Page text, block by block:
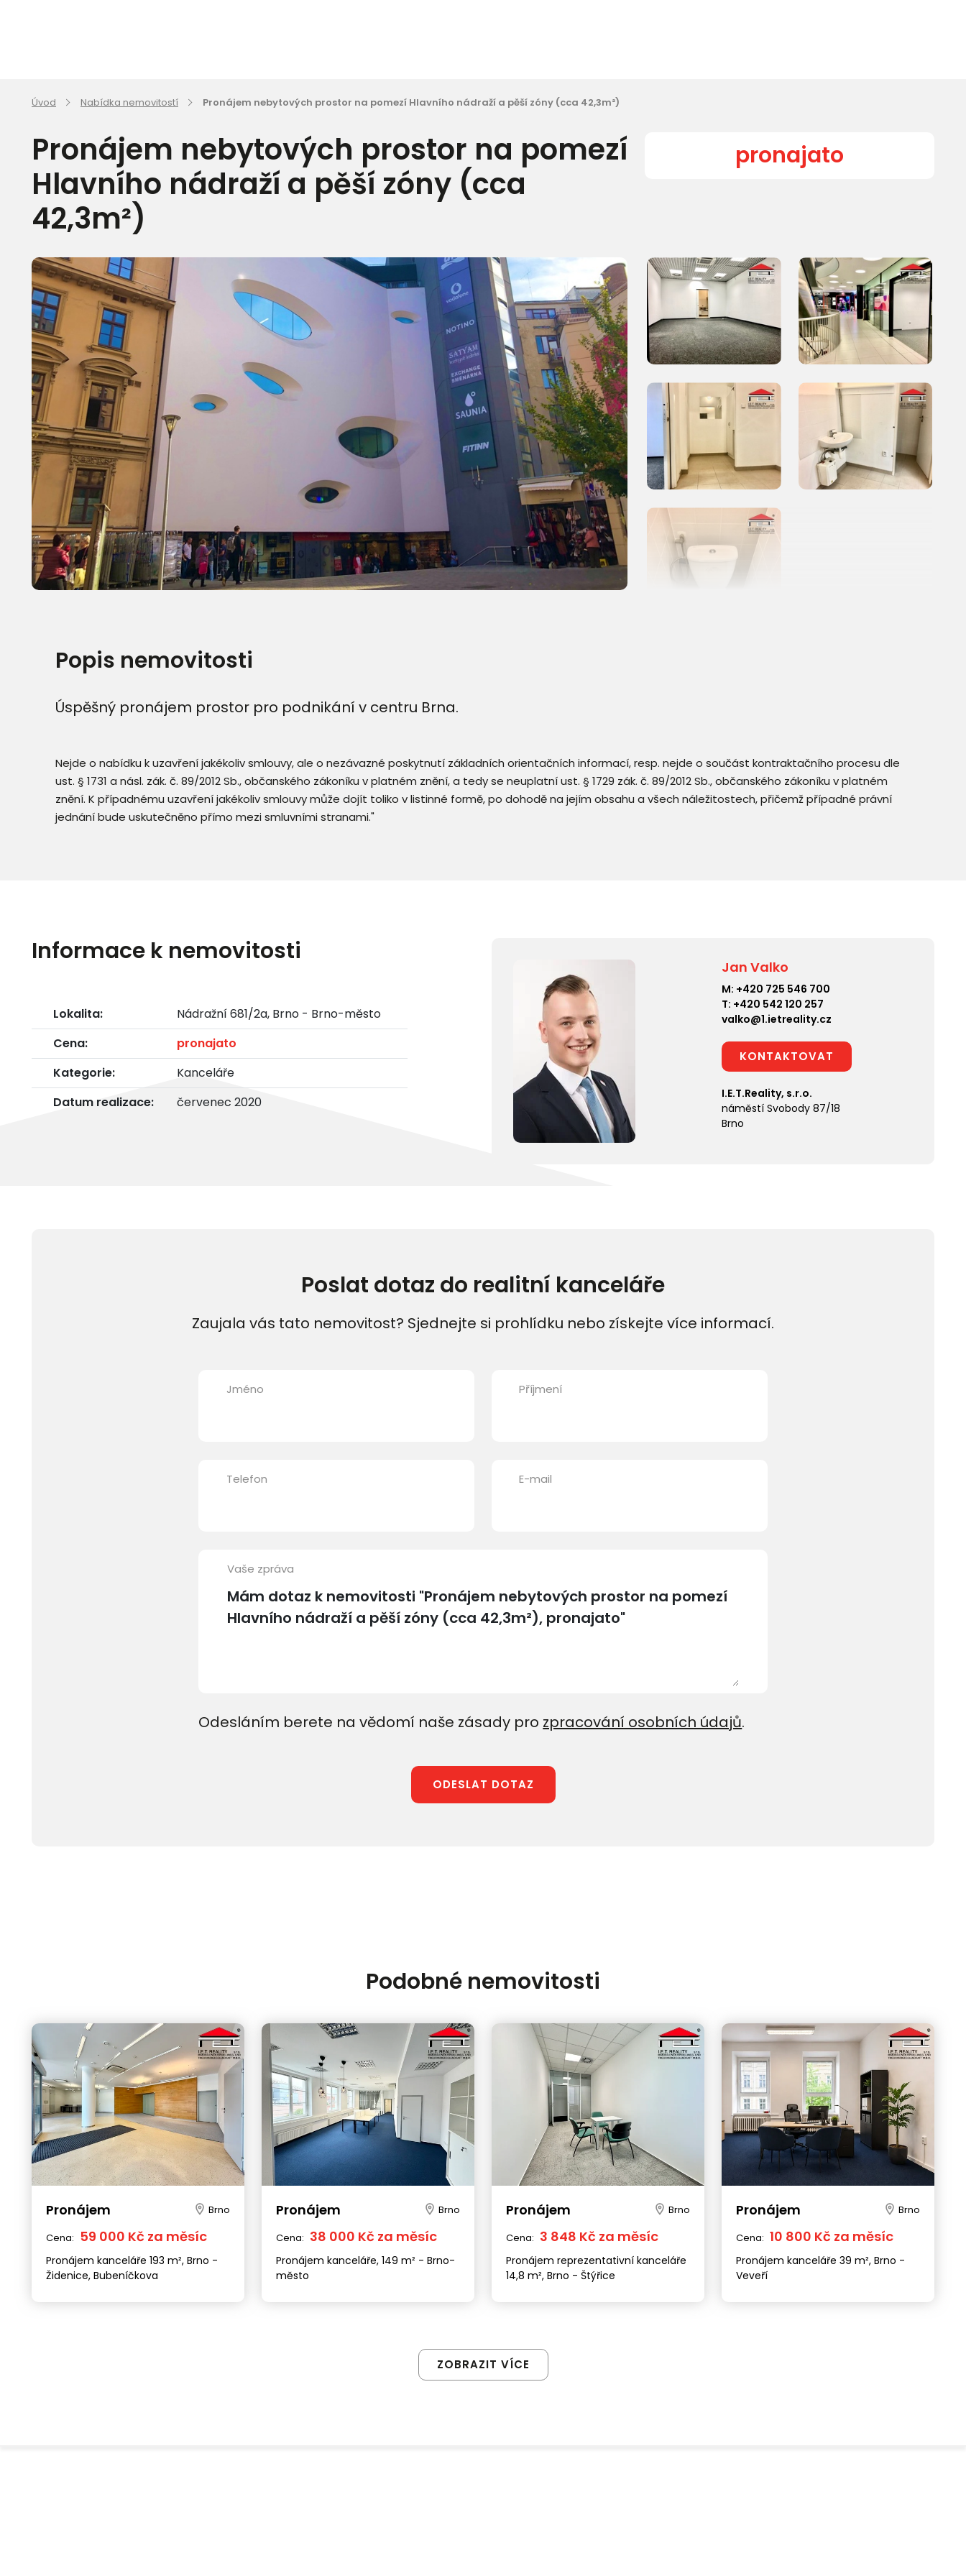
Úvod Nabídka nemovitostí Pronájem nebytových prostor na pomezí Hlavního nádraží a pěší zóny (cca 42,3m²)
Pronájem nebytových prostor na pomezí
Hlavního nádraží a pěší zóny (cca
42,3m²)
pronajato
Popis nemovitosti
Úspěšný pronájem prostor pro podnikání v centru Brna.
Nejde o nabídku k uzavření jakékoliv smlouvy, ale o nezávazné poskytnutí základních orientačních informací, resp. nejde o součást kontraktačního procesu dle
ust. § 1731 a násl. zák. č. 89/2012 Sb., občanského zákoníku v platném znění, a tedy se neuplatní ust. § 1729 zák. č. 89/2012 Sb., občanského zákoníku v platném
znění. K případnému uzavření jakékoliv smlouvy může dojít toliko v listinné formě, po dohodě na jejím obsahu a všech náležitostech, přičemž případné právní
jednání bude uskutečněno přímo mezi smluvními stranami."
Informace k nemovitosti
Lokalita:
Nádražní 681/2a, Brno - Brno-město
Cena:
pronajato
Kategorie:
Kanceláře
Datum realizace:
červenec 2020
Jan Valko
M: +420 725 546 700
T: +420 542 120 257
valko@1.ietreality.cz
KONTAKTOVAT
I.E.T.Reality, s.r.o.
náměstí Svobody 87/18
Brno
Poslat dotaz do realitní kanceláře
Zaujala vás tato nemovitost? Sjednejte si prohlídku nebo získejte více informací.
Jméno Příjmení
Telefon E-mail
Vaše zpráva
Odesláním berete na vědomí naše zásady pro zpracování osobních údajů.
ODESLAT DOTAZ
Podobné nemovitosti
Pronájem Brno
Cena: 59 000 Kč za měsíc
Pronájem kanceláře 193 m², Brno -
Židenice, Bubeníčkova
Pronájem Brno
Cena: 38 000 Kč za měsíc
Pronájem kanceláře, 149 m² - Brno-
město
Pronájem Brno
Cena: 3 848 Kč za měsíc
Pronájem reprezentativní kanceláře
14,8 m², Brno - Štýřice
Pronájem Brno
Cena: 10 800 Kč za měsíc
Pronájem kanceláře 39 m², Brno -
Veveří
ZOBRAZIT VÍCE